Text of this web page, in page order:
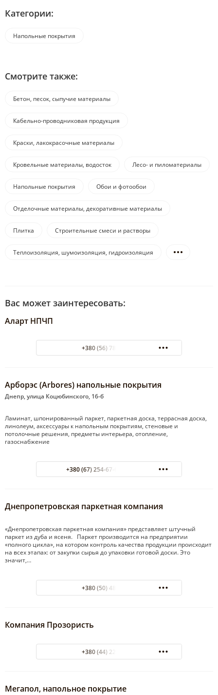
Категории:
Напольные покрытия
Смотрите также:
Бетон, песок, сыпучие материалы
Кабельно-проводниковая продукция
Краски, лакокрасочные материалы
Кровельные материалы, водосток Лесо- и пиломатериалы
Напольные покрытия Обои и фотообои
Отделочные материалы, декоративные материалы
Плитка Строительные смеси и растворы
Теплоизоляция, шумоизоляция, гидроизоляция
Вас может заинтересовать:
Аларт НПЧП
+380 (56) 785-57-98
Арборэс (Arbores) напольные покрытия
Днепр, улица Коцюбинского, 16-б
Ламинат, шпонированный паркет, паркетная доска, террасная доска,
линолеум, аксессуары к напольным покрытиям, стеновые и
потолочные решения, предметы интерьера, отопление,
газоснабжение
+380 (67) 254-67-67 Владимир
Днепропетровская паркетная компания
«Днепропетровская паркетная компания» представляет штучный
паркет из дуба и ясеня. Паркет производится на предприятии
«полного цикла», на котором контроль качества продукции происходит
на всех этапах: от закупки сырья до упаковки готовой доски. Это
значит,…
+380 (50) 481-37-62
Компания Прозористь
+380 (44) 229-03-50
Мегапол, напольное покрытие